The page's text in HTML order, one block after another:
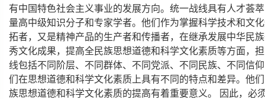
有中国特色社会主义事业的发展方向。统一战线具有人才荟
量高中级知识分子和专家学者。他们作为掌握科学技术和文
拓者，又是精神产品的生产者和传播者，在继承发展中华民
秀文化成果，提高全民族思想道德和科学文化素质等方面，
线包括不同阶层、不同群体、不同党派、不同民族、不同信
们在思想道德和科学文化素质上具有不同的特点和差异。他
族思想道德和科学文化素质的提高有着重要意义。 因此，必